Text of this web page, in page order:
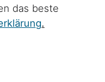
Widerrufs­recht
das beste
.